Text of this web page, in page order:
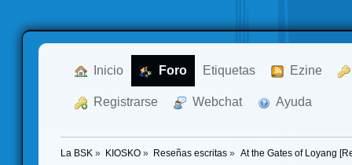
Inicio Foro Etiquetas Ezine
Registrarse Webchat Ayuda
La BSK » KIOSKO» Reseñas escritas» At the Gates of Loyang